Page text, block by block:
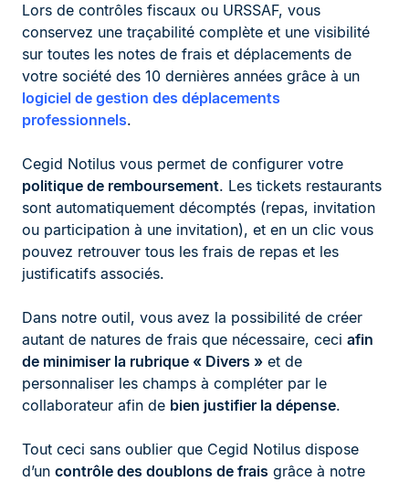
Lors de contrôles fiscaux ou URSSAF, vous
conservez une traçabilité complète et une visibilité
sur toutes les notes de frais et déplacements de
votre société des 10 dernières années grâce à un
logiciel de gestion des déplacements
professionnels.
Cegid Notilus vous permet de configurer votre
politique de remboursement. Les tickets restaurants
sont automatiquement décomptés (repas, invitation
ou participation à une invitation), et en un clic vous
pouvez retrouver tous les frais de repas et les
justificatifs associés.
Dans notre outil, vous avez la possibilité de créer
autant de natures de frais que nécessaire, ceci afin
de minimiser la rubrique « Divers » et de
personnaliser les champs à compléter par le
collaborateur afin de bien justifier la dépense.
Tout ceci sans oublier que Cegid Notilus dispose
d’un contrôle des doublons de frais grâce à notre